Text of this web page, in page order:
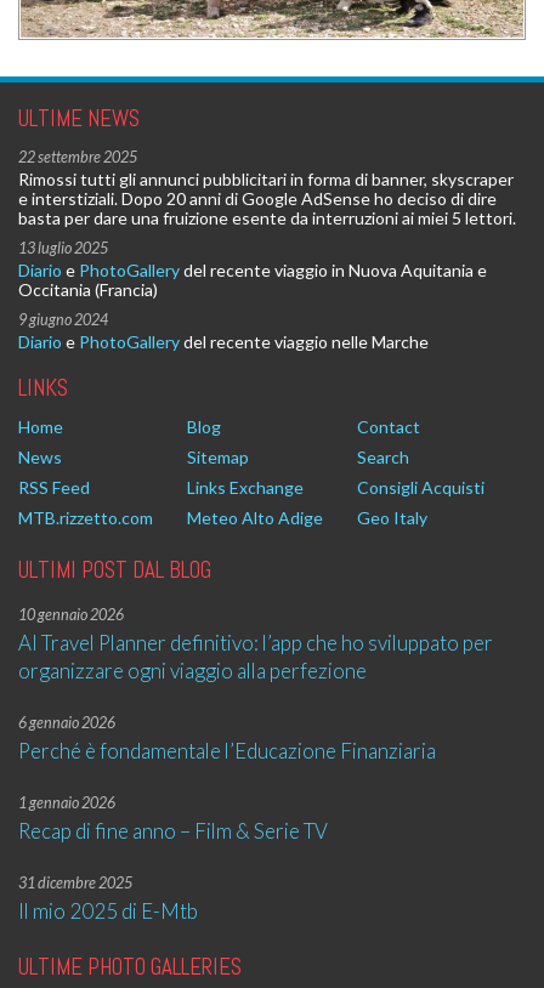
ULTIME NEWS
22 settembre 2025
Rimossi tutti gli annunci pubblicitari in forma di banner, skyscraper
e interstiziali. Dopo 20 anni di Google AdSense ho deciso di dire
basta per dare una fruizione esente da interruzioni ai miei 5 lettori.
13 luglio 2025
Diario e PhotoGallerydel recente viaggio in Nuova Aquitania e
Occitania (Francia)
9 giugno 2024
Diario e PhotoGallerydel recente viaggio nelle Marche
LINKS
Home Blog
Contact
News
Sitemap
Search
RSS Feed
Links Exchange
Consigli Acquisti
MTB.rizzetto.com
Meteo Alto Adige Geo Italy
ULTIMI POST DAL BLOG
10 gennaio 2026
AI Travel Planner definitivo: l’app che ho sviluppato per
organizzare ogni viaggio alla perfezione
6 gennaio 2026
Perché è fondamentale l’Educazione Finanziaria
1 gennaio 2026
Recap di fine anno – Film & Serie TV
31 dicembre 2025
Il mio 2025 di E-Mtb
ULTIME PHOTO GALLERIES